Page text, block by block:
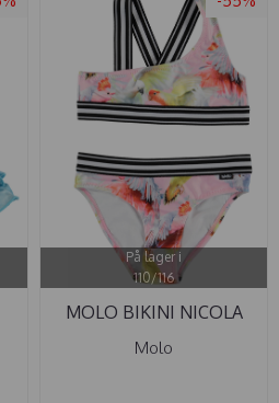
På lager i
110/116
MOLO BIKINI NICOLA
COCKATOOS
Molo